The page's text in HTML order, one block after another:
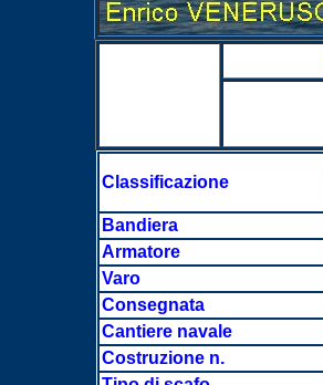
Classificazione
Bandiera
Armatore
Varo
Consegnata
Cantiere navale
Costruzione n.